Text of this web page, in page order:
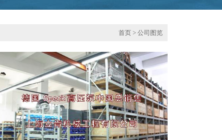
首页 > 公司图览